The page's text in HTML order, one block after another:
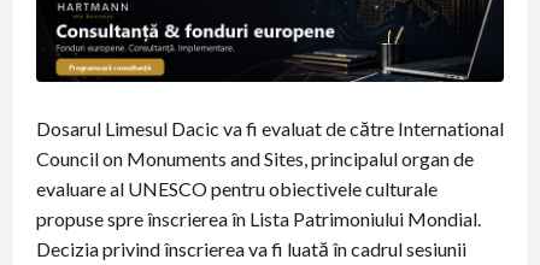
Dosarul Limesul Dacic va fi evaluat de către International
Council on Monuments and Sites, principalul organ de
evaluare al UNESCO pentru obiectivele culturale
propuse spre înscrierea în Lista Patrimoniului Mondial.
Decizia privind înscrierea va fi luată în cadrul sesiunii